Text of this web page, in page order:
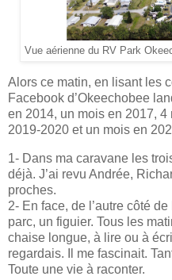
Vue aérienne du RV Park
Alors ce matin, en lisant les
Facebook d’Okeechobee
en 2014, un mois en 2017,
2019-2020 et un mois en
1- Dans ma caravane les
déjà. J’ai revu Andrée,
proches.
2- En face, de l’autre côté
parc, un figuier. Tous les
chaise longue, à lire ou à
regardais. Il me fascinait.
Toute une vie à raconter.